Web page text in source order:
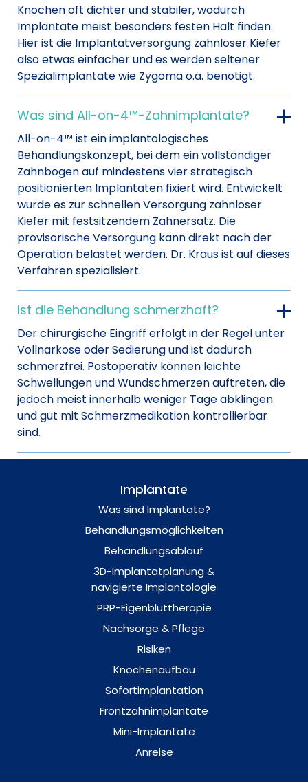
Knochen oft dichter und stabiler, wodurch
Implantate meist besonders festen Halt finden.
Hier ist die Implantatversorgung zahnloser Kiefer
also etwas einfacher und es werden seltener
Spezialimplantate wie Zygoma o.ä. benötigt.
Was sind All-on-4™-Zahnimplantate?
All-on-4™ ist ein implantologisches
Behandlungskonzept, bei dem ein vollständiger
Zahnbogen auf mindestens vier strategisch
positionierten Implantaten fixiert wird. Entwickelt
wurde es zur schnellen Versorgung zahnloser
Kiefer mit festsitzendem Zahnersatz. Die
provisorische Versorgung kann direkt nach der
Operation belastet werden. Dr. Kraus ist auf dieses
Verfahren spezialisiert.
Ist die Behandlung schmerzhaft?
Der chirurgische Eingriff erfolgt in der Regel unter
Vollnarkose oder Sedierung und ist dadurch
schmerzfrei. Postoperativ können leichte
Schwellungen und Wundschmerzen auftreten, die
jedoch meist innerhalb weniger Tage abklingen
und gut mit Schmerzmedikation kontrollierbar
sind.
Implantate
Was sind Implantate?
Behandlungsmöglichkeiten
Behandlungsablauf
3D-Implantatplanung &
navigierte Implantologie
PRP-Eigenbluttherapie
Nachsorge & Pflege
Risiken
Knochenaufbau
Sofortimplantation
Frontzahnimplantate
Mini-Implantate
Anreise